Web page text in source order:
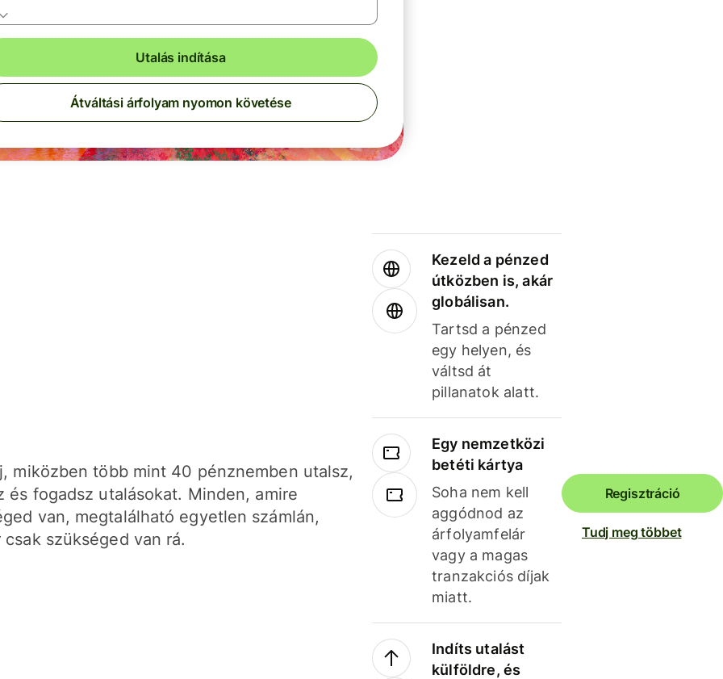
Utalás indítása
Átváltási árfolyam nyomon követése
miközben több mint 40 pénznemben utalsz,
és fogadsz utalásokat. Minden, amire
van, megtalálható egyetlen számlán,
csak szükséged van rá.
Kezeld a pénzed
útközben is, akár
globálisan.
Tartsd a pénzed
egy helyen, és
váltsd át
pillanatok alatt.
Egy nemzetközi
betéti kártya
Soha nem kell
aggódnod az
árfolyamfelár
vagy a magas
tranzakciós díjak
miatt.
Indíts utalást
külföldre, és
Regisztráció
Tudj meg többet